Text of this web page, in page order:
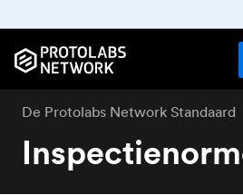
De Protolabs Network Standaard